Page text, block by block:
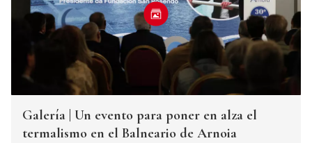
Galería | Un evento para poner en alza el
termalismo en el Balneario de Arnoia